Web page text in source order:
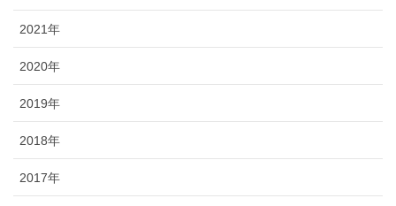
2021年
2020年
2019年
2018年
2017年